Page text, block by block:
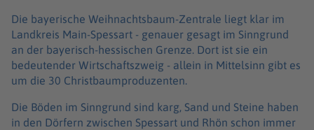
Die bayerische Weihnachtsbaum-Zentrale liegt klar im
Landkreis Main-Spessart - genauer gesagt im Sinngrund
an der bayerisch-hessischen Grenze. Dort ist sie ein
bedeutender Wirtschaftszweig - allein in Mittelsinn gibt es
um die 30 Christbaumproduzenten.
Die Böden im Sinngrund sind karg, Sand und Steine haben
in den Dörfern zwischen Spessart und Rhön schon immer